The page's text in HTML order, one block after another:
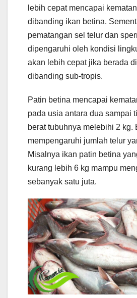
lebih cepat mencapai
dibanding ikan betina.
pematangan sel telur dan
dipengaruhi oleh kondisi
akan lebih cepat jika berada
dibanding sub-tropis.
Patin betina mencapai
pada usia antara dua sampai
berat tubuhnya melebihi 2 kg.
mempengaruhi jumlah telur
Misalnya ikan patin betina
kurang lebih 6 kg mampu
sebanyak satu juta.